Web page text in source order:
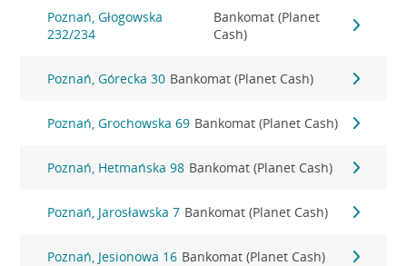
Poznań, Głogowska
232/234
Bankomat (Planet
Cash)
Poznań, Górecka 30 Bankomat (Planet Cash)
Poznań, Grochowska 69 Bankomat (Planet Cash)
Poznań, Hetmańska 98 Bankomat (Planet Cash)
Poznań, Jarosławska 7 Bankomat (Planet Cash)
Poznań, Jesionowa 16 Bankomat (Planet Cash)